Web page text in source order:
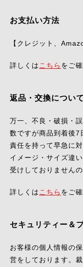
お支払い方法
【クレジット、
詳しくはこちら をご
返品・交換について
万一、不良・破損・
数ですが商品到着後7
責任を持って早急に
イメージ・サイズ違
受けしておりません
詳しくはこちら をご
セキュリティー＆
お客様の個人情報の
営をしております。